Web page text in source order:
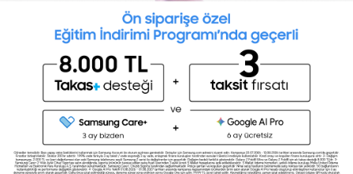
Toptalent Marka ve İnsan Kaynakları Danışmanlığı Limited Şirketi Özel İstihdam Bürosu
Olarak 11 / 11 / 2024 - 10 / 11 / 2027 tarihleri arasında faaliyette bulunmak üzere, Türkiye İş
Kurumu tarafından 05.11.2024 tarih ve 16998526 sayılı karar uyarınca 1251 nolu belge ile faaliyet
göstermektedir.Toptalent İş İlanları için tıklayın. 4904 sayılı kanun uyarınca iş arayanlardan
ücret alınmayacak ve menfaat temin edilmeyecektir.
Türkiye İş Kurumu İstanbul İl Müdürlüğü: 0 212 249 29 87 | Türkiye iş Kurumu İstanbul Çalışma
ve İş Kurumu Bahçelievler Hizmet Merkezi